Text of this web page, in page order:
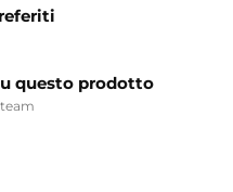
questo prodotto